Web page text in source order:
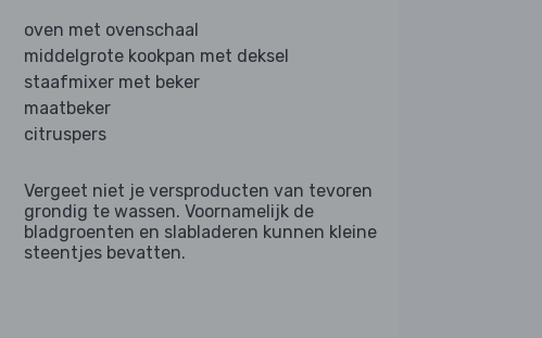
oven met ovenschaal
middelgrote kookpan met deksel
staafmixer met beker
maatbeker
citruspers
Vergeet niet je versproducten van tevoren
grondig te wassen. Voornamelijk de
bladgroenten en slabladeren kunnen kleine
steentjes bevatten.